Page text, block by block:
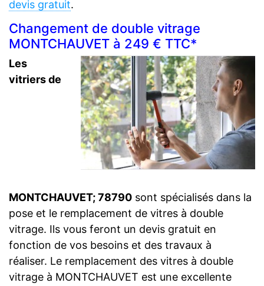
devis gratuit.
Changement de double vitrage
MONTCHAUVET à 249 € TTC*
Les
vitriers de
MONTCHAUVET; 78790 sont spécialisés dans la
pose et le remplacement de vitres à double
vitrage. Ils vous feront un devis gratuit en
fonction de vos besoins et des travaux à
réaliser. Le remplacement des vitres à double
vitrage à MONTCHAUVET est une excellente